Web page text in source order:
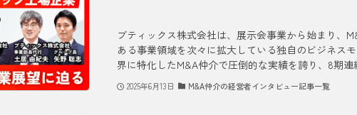
ブティックス株式会社は、展示会事業から始まり、
ある事業領域を次々に拡大している独自のビジネス
界に特化したM&A仲介で圧倒的な実績を誇り、8期
2025年6月13日 M&A仲介の経営者インタビュー記事一覧